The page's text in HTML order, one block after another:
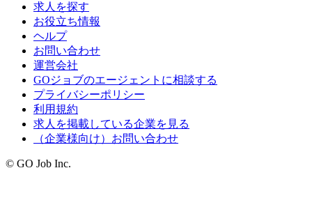
求人を探す
お役立ち情報
ヘルプ
お問い合わせ
運営会社
GOジョブのエージェントに相談する
プライバシーポリシー
利用規約
求人を掲載している企業を見る
（企業様向け）お問い合わせ
© GO Job Inc.